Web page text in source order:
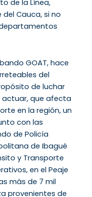
de la Línea,
del Cauca, si no
GOAT, hace
del
de luchar
que afecta
en la región, un
con las
de Policía
de Ibagué
y Transporte
en el Peaje
más de 7 mil
provenientes de